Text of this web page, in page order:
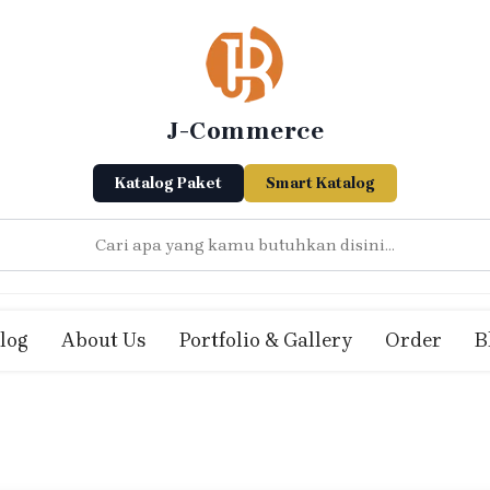
J-Commerce
Katalog Paket Smart Katalog
About Us Portfolio & Gallery Order